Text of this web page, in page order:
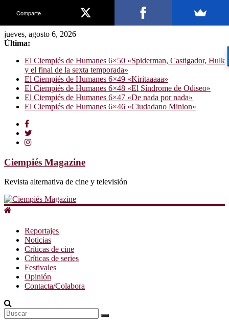
jueves, agosto 6, 2026
Última:
El Ciempiés de Humanes 6×50 «Spiderman, Castigador, Hulk
y el final de la sexta temporada»
El Ciempiés de Humanes 6×49 «Kiritaaaaa»
El Ciempiés de Humanes 6×48 «El Síndrome de Odiseo»
El Ciempiés de Humanes 6×47 «De nada por nada»
El Ciempiés de Humanes 6×46 «Ciudadano Minion»
Ciempiés Magazine
Revista alternativa de cine y televisión
Reportajes
Noticias
Críticas de cine
Críticas de series
Festivales
Opinión
Contacta/Colabora
Comparte